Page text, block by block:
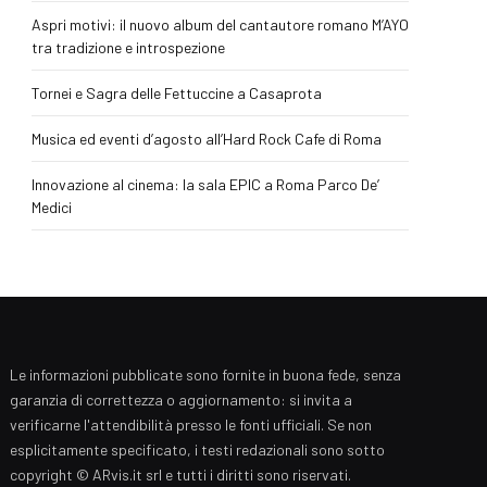
Aspri motivi: il nuovo album del cantautore romano M’AYO
tra tradizione e introspezione
Tornei e Sagra delle Fettuccine a Casaprota
Musica ed eventi d’agosto all’Hard Rock Cafe di Roma
Innovazione al cinema: la sala EPIC a Roma Parco De’
Medici
Le informazioni pubblicate sono fornite in buona fede, senza
garanzia di correttezza o aggiornamento: si invita a
verificarne l'attendibilità presso le fonti ufficiali. Se non
esplicitamente specificato, i testi redazionali sono sotto
copyright © ARvis.it srl e tutti i diritti sono riservati.